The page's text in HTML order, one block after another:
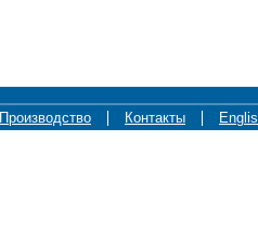
Производство Контакты